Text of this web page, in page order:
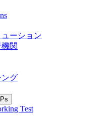
ーション
関
ング
Test